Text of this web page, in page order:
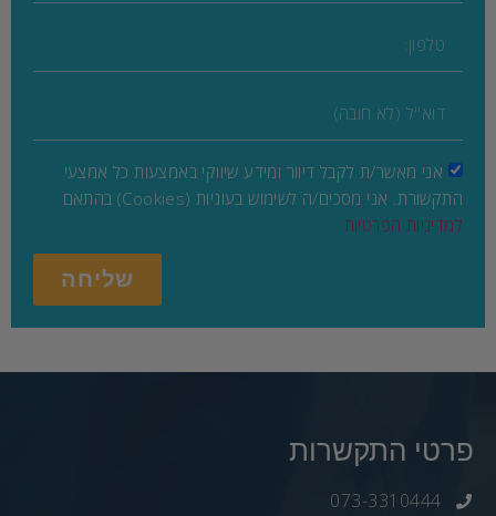
אני מאשר/ת לקבל דיוור ומידע שיווקי באמצעות כל אמצעי
התקשורת. אני מסכים/ה לשימוש בעוגיות (Cookies) בהתאם
למדיניות הפרטיות
שליחה
פרטי התקשרות
073-3310444